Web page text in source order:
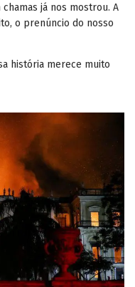
já nos mostrou. A
o prenúncio do nosso
história merece muito